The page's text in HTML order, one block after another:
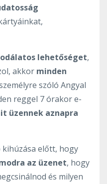
lehetőséget,
akkor minden
szóló Angyal
reggel 7 órakor e-
üzennek aznapra
kihúzása előtt, hogy
az üzenet, hogy
és milyen